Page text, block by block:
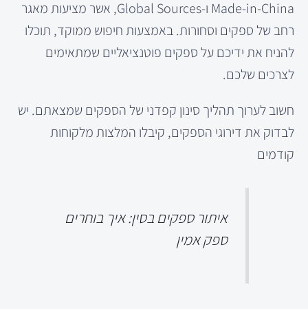
Made-in-China ו-Global Sources, אשר מציעות מאגר
רחב של ספקים וסחורות. באמצעות חיפוש ממוקד, תוכלו
להניח את ידיכם על ספקים פוטנציאליים שמתאימים
לצרכים שלכם.
חשוב לערוך תהליך סינון קפדני של הספקים שמצאתם. יש
לבדוק את דירוגי הספקים, קיבלו המלצות מלקוחות
קודמים
איתור ספקים בסין: איך בוחרים
ספק אמין